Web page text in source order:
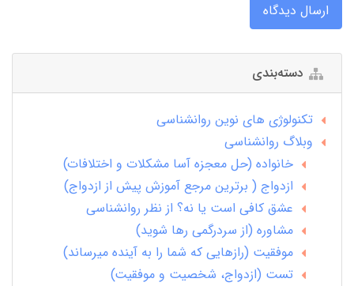
ارسال دیدگاه
دسته‌بندی
تکنولوژی های نوین روانشناسی
وبلاگ روانشناسی
خانواده (حل معجزه آسا مشکلات و اختلافات)
ازدواج ( برترین مرجع آموزش پیش از ازدواج)
عشق کافی است یا نه؟ از نظر روانشناسی
مشاوره (از سردرگمی رها شوید)
موفقیت (رازهایی که شما را به آینده میرساند)
تست (ازدواج، شخصیت و موفقیت)